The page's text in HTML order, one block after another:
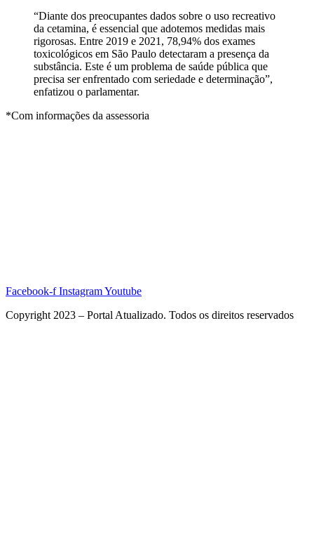
“Diante dos preocupantes dados sobre o uso recreativo
da cetamina, é essencial que adotemos medidas mais
rigorosas. Entre 2019 e 2021, 78,94% dos exames
toxicológicos em São Paulo detectaram a presença da
substância. Este é um problema de saúde pública que
precisa ser enfrentado com seriedade e determinação”,
enfatizou o parlamentar.
*Com informações da assessoria
Facebook-f InstagramYoutube
Copyright 2023 – Portal Atualizado. Todos os direitos reservados